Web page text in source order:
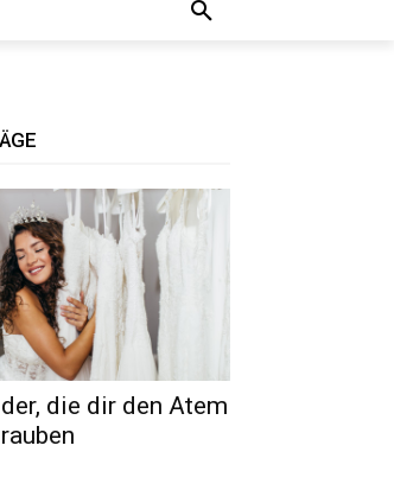
die dir den Atem
rauben